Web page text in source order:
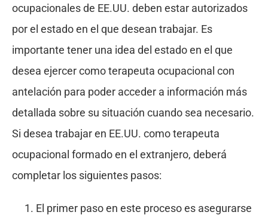
ocupacionales de EE.UU. deben estar autorizados
por el estado en el que desean trabajar. Es
importante tener una idea del estado en el que
desea ejercer como terapeuta ocupacional con
antelación para poder acceder a información más
detallada sobre su situación cuando sea necesario.
Si desea trabajar en EE.UU. como terapeuta
ocupacional formado en el extranjero, deberá
completar los siguientes pasos:
El primer paso en este proceso es asegurarse